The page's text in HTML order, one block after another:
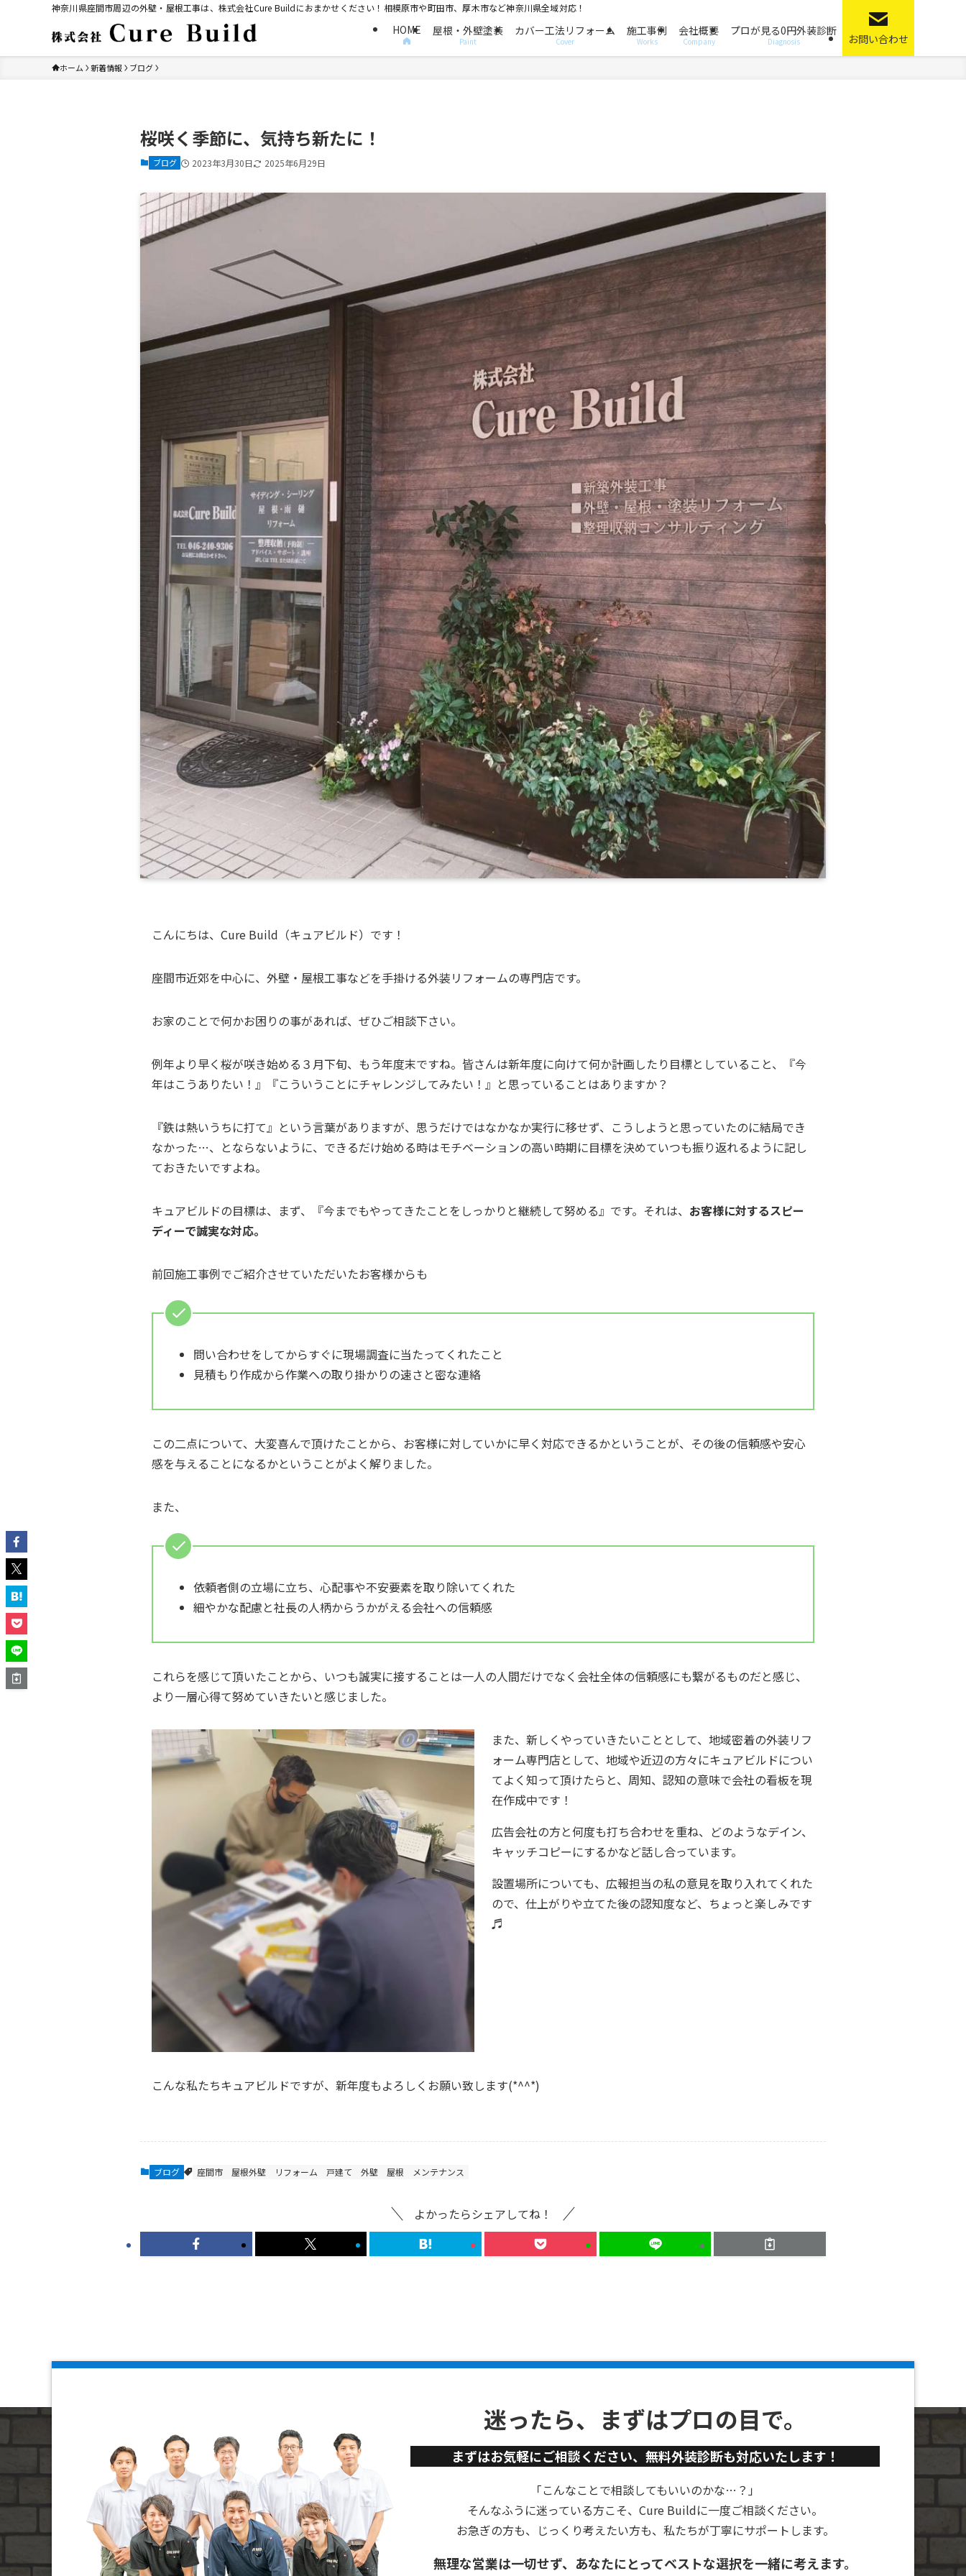
神奈川県座間市周辺の外壁・屋根工事は、株式会社Cure Buildにおまかせください！相模原市や町田市、厚木市など神奈川県全域対応！
HOME 屋根・外壁塗装
Paint
カバー工法リフォーム
Cover
施工事例
Works
会社概要
Company
プロが見る0円外装診断
Diagnosis お問い合わせ
ホーム 新着情報 ブログ
桜咲く季節に、気持ち新たに！
ブログ 2023年3月30日 2025年6月29日
こんにちは、Cure Build（キュアビルド）です！
座間市近郊を中心に、外壁・屋根工事などを手掛ける外装リフォームの専門店です。
お家のことで何かお困りの事があれば、ぜひご相談下さい。
例年より早く桜が咲き始める３月下旬、もう年度末ですね。皆さんは新年度に向けて何か計画したり目標としていること、『今
年はこうありたい！』『こういうことにチャレンジしてみたい！』と思っていることはありますか？
『鉄は熱いうちに打て』という言葉がありますが、思うだけではなかなか実行に移せず、こうしようと思っていたのに結局でき
なかった…、とならないように、できるだけ始める時はモチベーションの高い時期に目標を決めていつも振り返れるように記し
ておきたいですよね。
キュアビルドの目標は、まず、『今までもやってきたことをしっかりと継続して努める』です。それは、 お客様に対するスピー
ディーで誠実な対応。
前回施工事例でご紹介させていただいたお客様からも
問い合わせをしてからすぐに現場調査に当たってくれたこと
見積もり作成から作業への取り掛かりの速さと密な連絡
この二点について、大変喜んで頂けたことから、お客様に対していかに早く対応できるかということが、その後の信頼感や安心
感を与えることになるかということがよく解りました。
また、
依頼者側の立場に立ち、心配事や不安要素を取り除いてくれた
細やかな配慮と社長の人柄からうかがえる会社への信頼感
これらを感じて頂いたことから、いつも誠実に接することは一人の人間だけでなく会社全体の信頼感にも繋がるものだと感じ、
より一層心得て努めていきたいと感じました。
また、新しくやっていきたいこととして、地域密着の外装リフ
ォーム専門店として、地域や近辺の方々にキュアビルドについ
てよく知って頂けたらと、周知、認知の意味で会社の看板を現
在作成中です！
広告会社の方と何度も打ち合わせを重ね、どのようなデイン、
キャッチコピーにするかなど話し合っています。
設置場所についても、広報担当の私の意見を取り入れてくれた
ので、仕上がりや立てた後の認知度など、ちょっと楽しみです
♬
こんな私たちキュアビルドですが、新年度もよろしくお願い致します(*^^*)
ブログ 座間市 屋根外壁 リフォーム 戸建て 外壁 屋根 メンテナンス
よかったらシェアしてね！
迷ったら、まずはプロの目で。
まずはお気軽にご相談ください、 無料外装診断も対応いたします！
「こんなことで相談してもいいのかな…？」
そんなふうに迷っている方こそ、Cure Buildに一度ご相談ください。
お急ぎの方も、じっくり考えたい方も、私たちが丁寧にサポートします。
無理な営業は一切せず、あなたにとってベストな選択を一緒に考えます。